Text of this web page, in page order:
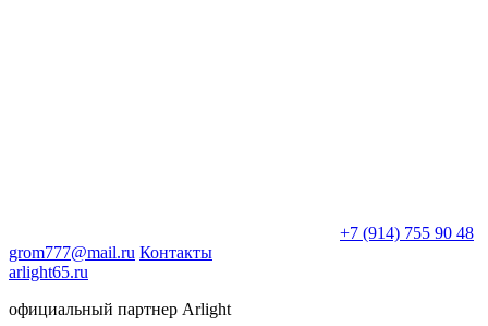
+7 (914) 755 90 48
grom777@mail.ru Контакты
arlight65.ru
официальный партнер Arlight